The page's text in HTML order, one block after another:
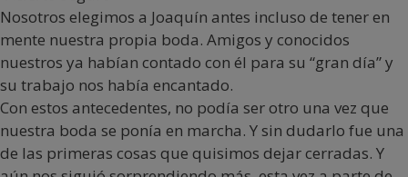
Nosotros elegimos a Joaquín antes incluso de tener en
mente nuestra propia boda. Amigos y conocidos
nuestros ya habían contado con él para su “gran día” y
su trabajo nos había encantado.
Con estos antecedentes, no podía ser otro una vez que
nuestra boda se ponía en marcha. Y sin dudarlo fue una
de las primeras cosas que quisimos dejar cerradas. Y